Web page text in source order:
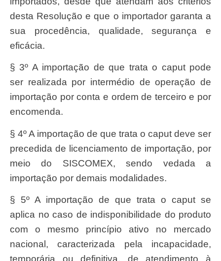
desta Resolução e que o importador garanta a
sua procedência, qualidade, segurança e
eficácia.
§ 3º A importação de que trata o caput pode
ser realizada por intermédio de operação de
importação por conta e ordem de terceiro e por
encomenda.
§ 4º A importação de que trata o caput deve ser
precedida de licenciamento de importação, por
meio do SISCOMEX, sendo vedada a
importação por demais modalidades.
§ 5º A importação de que trata o caput se
aplica no caso de indisponibilidade do produto
com o mesmo princípio ativo no mercado
nacional, caracterizada pela incapacidade,
temporária ou definitiva, de atendimento à